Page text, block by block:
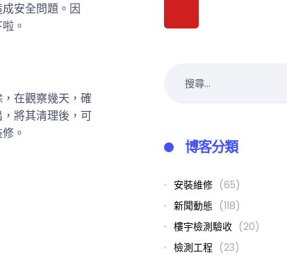
安全問題。因
。
在觀察幾天，確
將其清理後，可
。
博客分類
安裝維修 (65)
新聞動態 (118)
樓宇檢測驗收 (20)
檢測工程 (23)